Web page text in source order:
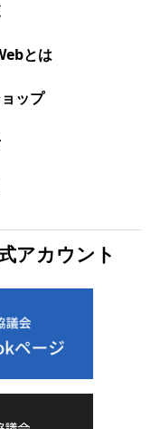
とは
ップ
アカウント